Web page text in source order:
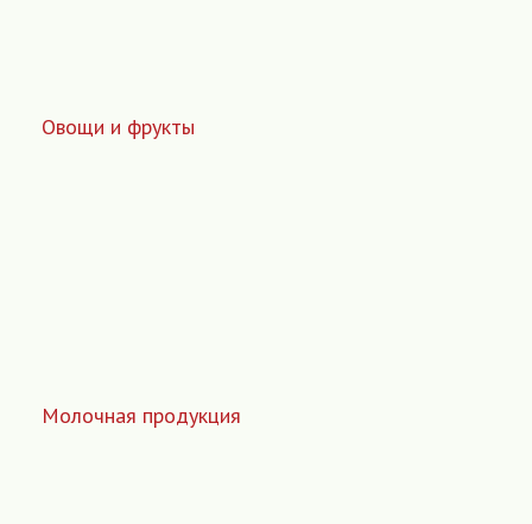
Овощи и фрукты
Молочная продукция